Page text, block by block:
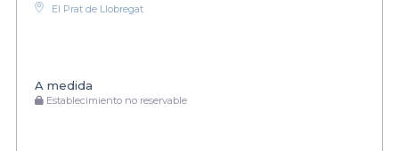
El Prat de Llobregat
A medida
Establecimiento no reservable